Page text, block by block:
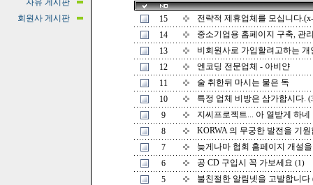
자유 게시판
회원사 게시판
15
전략적 제휴업체를 모십니다
14
중소기업용 홈페이지 구축, 관
13
비회원사로 가입할려고하는 개
12
엔코딩 전문업체 - 아비얀
11
술 취한뒤 마시는 물은 독
10
특정 업체 비방은 삼가합시다.
9
지씨프로젝트... 아 열받게 하네
8
KORWA 의 무궁한 발전을 기원
7
늦게나마 협회 홈페이지 개설
6
공 CD 구입시 꼭 가보세요 (1)
5 불친절한 알림넷을 고발합니다